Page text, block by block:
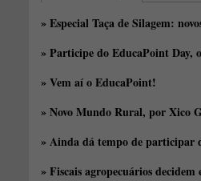
» Especial Taça de Silagem:
» Participe do EducaPoint Day,
» Vem aí o EducaPoint!
» Novo Mundo Rural, por Xico
» Ainda dá tempo de participar
» Fiscais agropecuários